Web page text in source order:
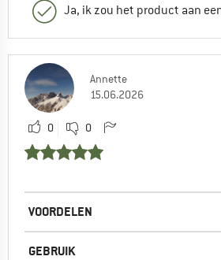
Ja, ik zou het product aan
Annette
15.06.2026
0 0
VOORDELEN
GEBRUIK